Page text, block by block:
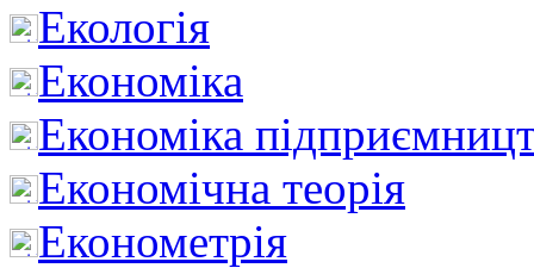
Екологія
Економіка
Економіка
Економічна теорія
Економетрія